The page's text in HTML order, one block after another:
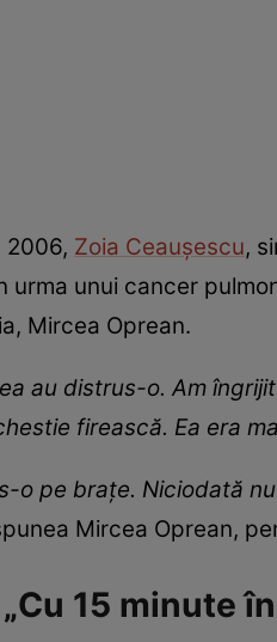
2006, Zoia Ceaușescu,
urma unui cancer
Mircea Oprean.
au distrus-o. Am
firească. Ea era
o pe braţe. Niciodată
Mircea Oprean,
15 minute